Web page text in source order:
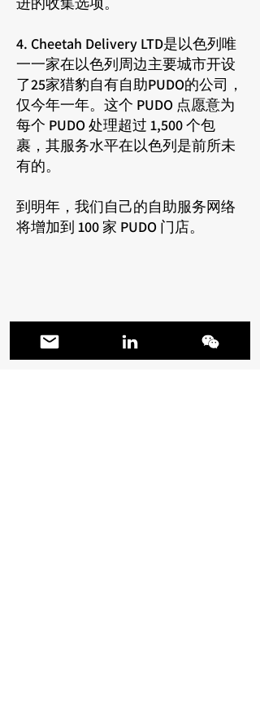
4. Cheetah Delivery LTD是以色列唯
一一家在以色列周边主要城市开设
了25家猎豹自有自助PUDO的公司，
仅今年一年。这个 PUDO 点愿意为
每个 PUDO 处理超过 1,500 个包
裹，其服务水平在以色列是前所未
有的。
到明年，我们自己的自助服务网络
将增加到 100 家 PUDO 门店。